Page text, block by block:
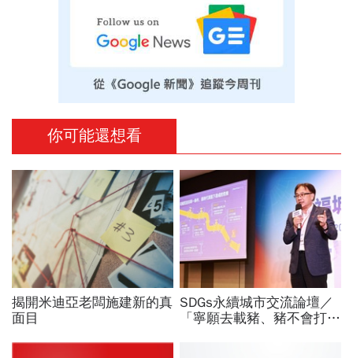
你可能還想看
揭開米迪亞老闆施建新的真
面目
SDGs永續城市交流論壇／
「寧願去載豬、豬不會打